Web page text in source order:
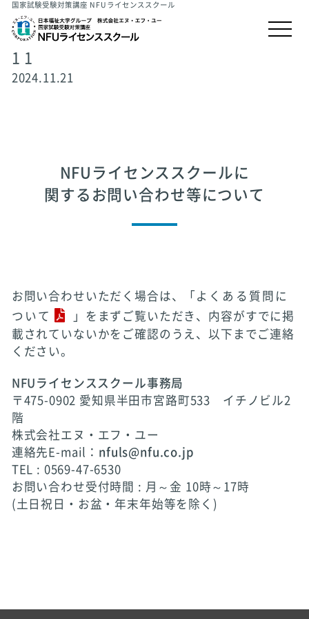
国家試験受験対策講座 NFUライセンススクール
1 1
2024.11.21
NFUライセンススクールに
関するお問い合わせ等について
お問い合わせいただく場合は、「 よくある質問に
ついて
」をまずご覧いただき、内容がすでに掲
載されていないかをご確認のうえ、以下までご連絡
ください。
NFUライセンススクール事務局
〒475-0902 愛知県半田市宮路町533 イチノビル2
階
株式会社エヌ・エフ・ユー
連絡先E-mail： nfuls@nfu.co.jp
TEL : 0569-47-6530
お問い合わせ受付時間 : 月～金 10時～17時
(土日祝日・お盆・年末年始等を除く)